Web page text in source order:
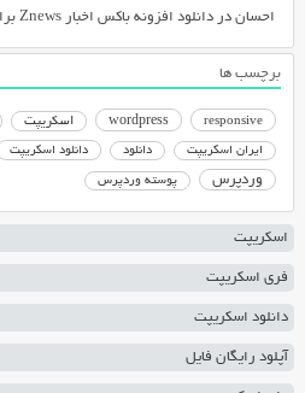
احساندر دانلود افزونه باکس اخبار Znews برای وردپرس
برچسب ها
responsive
wordpress اسکریپت
ایران اسکریپت دانلود دانلود اسکریپت
وردپرس پوسته وردپرس
اسکریپت
فری اسکریپت
دانلود اسکریپت
آپلود رایگان فایل